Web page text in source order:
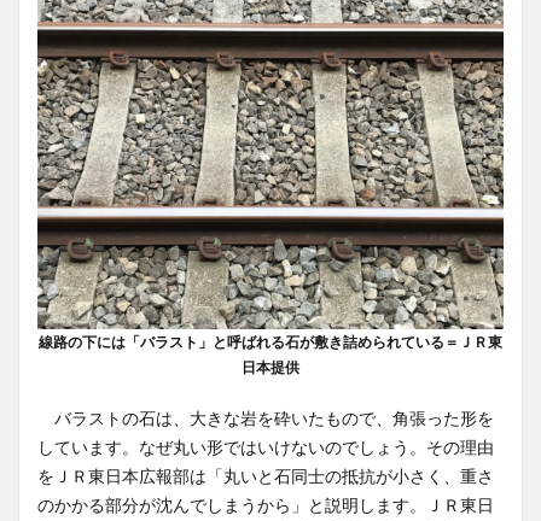
線路の下には「バラスト」と呼ばれる石が敷き詰められている＝ＪＲ東
日本提供
バラストの石は、大きな岩を砕いたもので、角張った形を
しています。なぜ丸い形ではいけないのでしょう。その理由
をＪＲ東日本広報部は「丸いと石同士の抵抗が小さく、重さ
のかかる部分が沈んでしまうから」と説明します。ＪＲ東日